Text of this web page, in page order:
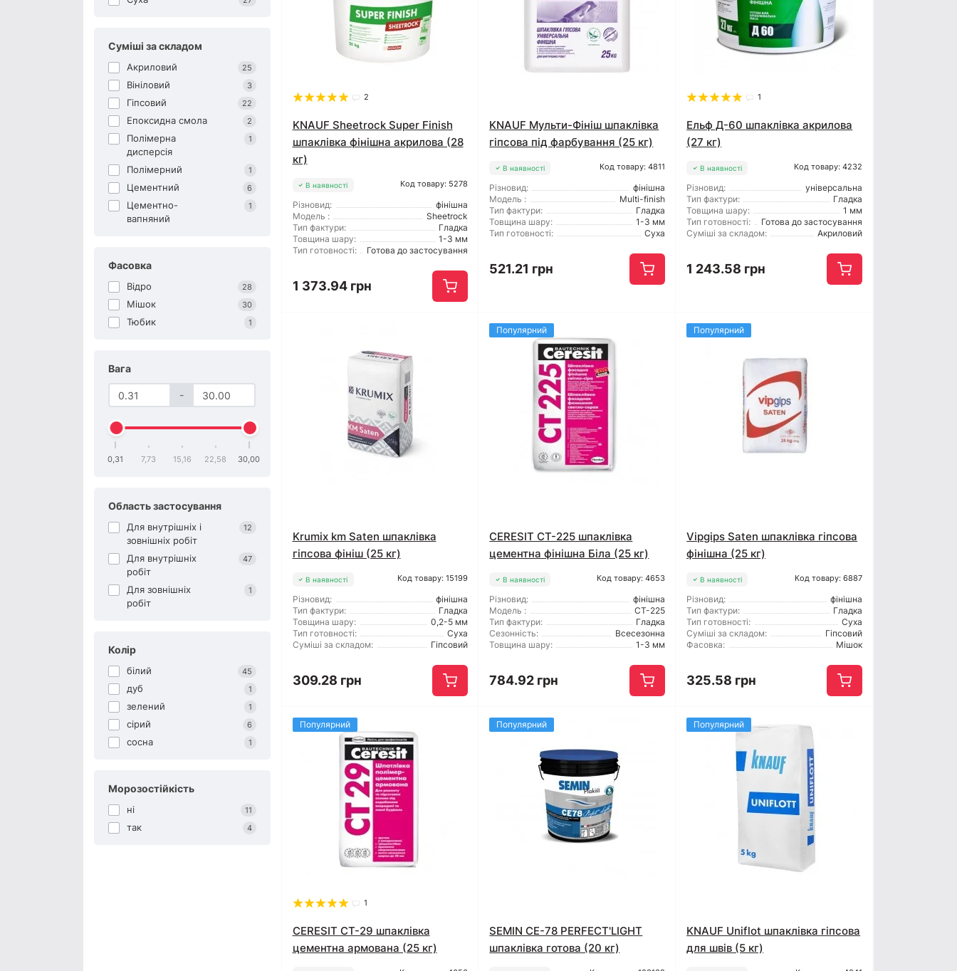
Суміші за складом
Акриловий 25
Вініловий 3
Гіпсовий 22
Епоксидна смола 2
Полімерна
дисперсія
1
Полімерний 1
Цементний 6
Цементно-
вапняний
1
Фасовка
Відро 28
Мішок 30
Тюбик 1
Вага
-
0,31 7,73 15,16 22,58 30,00
Область застосування
Для внутрішніх і
зовнішніх робіт
12
Для внутрішніх
робіт
47
Для зовнішніх
робіт
1
Колір
білий 45
дуб 1
зелений 1
сірий 6
сосна 1
Морозостійкість
ні 11
так 4
2
KNAUF Sheetrock Super Finish
шпаклівка фінішна акрилова (28
кг)
В наявності Код товару: 5278
Різновид:
фінішна
Модель :
Sheetrock
Тип фактури:
Гладка
Товщина шару:
1-3 мм
Тип готовності:
Готова до застосування
1 373.94 грн
KNAUF Мульти-Фініш шпаклівка
гіпсова під фарбування (25 кг)
В наявності Код товару: 4811
Різновид:
фінішна
Модель :
Multi-finish
Тип фактури:
Гладка
Товщина шару:
1-3 мм
Тип готовності:
Суха
521.21 грн
1
Ельф Д-60 шпаклівка акрилова
(27 кг)
В наявності Код товару: 4232
Різновид:
універсальна
Тип фактури:
Гладка
Товщина шару:
1 мм
Тип готовності:
Готова до застосування
Суміші за складом:
Акриловий
1 243.58 грн
Krumix km Saten шпаклівка
гіпсова фініш (25 кг)
В наявності Код товару: 15199
Різновид:
фінішна
Тип фактури:
Гладка
Товщина шару:
0,2-5 мм
Тип готовності:
Суха
Суміші за складом:
Гіпсовий
309.28 грн
Популярний
CERESIT CT-225 шпаклівка
цементна фінішна Біла (25 кг)
В наявності Код товару: 4653
Різновид:
фінішна
Модель :
CT-225
Тип фактури:
Гладка
Сезонність:
Всесезонна
Товщина шару:
1-3 мм
784.92 грн
Популярний
Vipgips Saten шпаклівка гіпсова
фінішна (25 кг)
В наявності Код товару: 6887
Різновид:
фінішна
Тип фактури:
Гладка
Тип готовності:
Суха
Суміші за складом:
Гіпсовий
Фасовка:
Мішок
325.58 грн
Популярний
1
CERESIT CT-29 шпаклівка
цементна армована (25 кг)
Популярний
SEMIN СЕ-78 PERFECT'LIGHT
шпаклівка готова (20 кг)
Популярний
KNAUF Uniflot шпаклівка гіпсова
для швів (5 кг)